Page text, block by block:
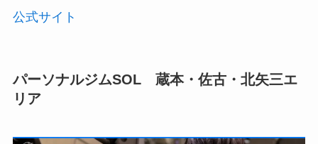
公式サイト
パーソナルジムSOL 蔵本・佐古・北矢三エ
リア